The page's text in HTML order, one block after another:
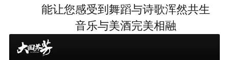
能让您感受到舞蹈与诗歌浑然共生
音乐与美酒完美相融